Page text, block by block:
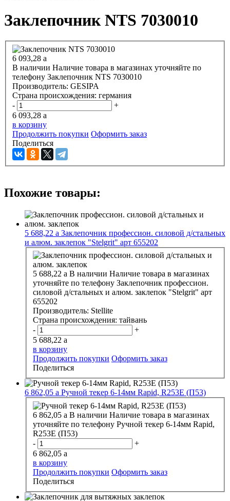
Заклепочник NTS 7030010
6 093,28 a
В наличии Наличие товара в магазинах уточняйте по
телефону Заклепочник NTS 7030010
Производитель: GESIPA
Страна происхождения: германия
-
+
6 093,28 a
в корзину
Продолжить покупки Оформить заказ
Поделиться
Похожие товары:
5 688,22 a Заклепочник профессион. силовой д/стальных
и алюм. заклепок "Stelgrit" арт 655202
5 688,22 a В наличии Наличие товара в магазинах
уточняйте по телефону Заклепочник профессион.
силовой д/стальных и алюм. заклепок "Stelgrit" арт
655202
Производитель: Stellite
Страна происхождения: тайвань
-
+
5 688,22 a
в корзину
Продолжить покупки Оформить заказ
Поделиться
6 862,05 a Ручной текер 6-14мм Rapid, R253E (П53)
6 862,05 a В наличии Наличие товара в магазинах
уточняйте по телефону Ручной текер 6-14мм Rapid,
R253E (П53)
-
+
6 862,05 a
в корзину
Продолжить покупки Оформить заказ
Поделиться